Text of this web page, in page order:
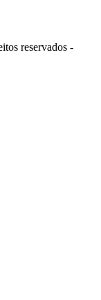
reservados -